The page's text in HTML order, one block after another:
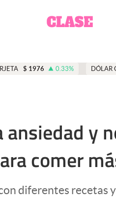
$ 1976 0.33% DÓLAR
y
comer
diferentes recetas